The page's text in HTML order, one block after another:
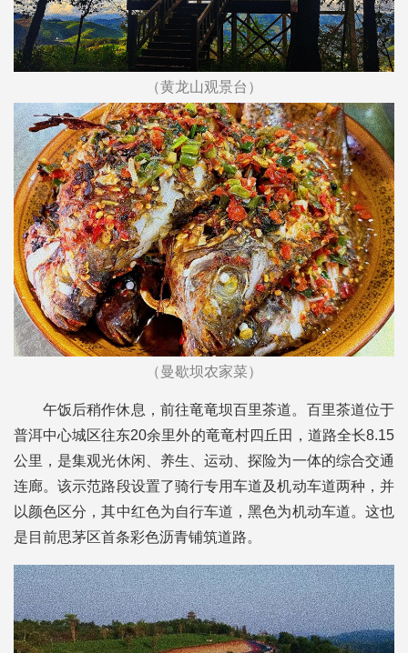
（黄龙山观景台）
（曼歇坝农家菜）
午饭后稍作休息，前往竜竜坝百里茶道。百里茶道位于
普洱中心城区往东20余里外的竜竜村四丘田，道路全长8.15
公里，是集观光休闲、养生、运动、探险为一体的综合交通
连廊。该示范路段设置了骑行专用车道及机动车道两种，并
以颜色区分，其中红色为自行车道，黑色为机动车道。这也
是目前思茅区首条彩色沥青铺筑道路。